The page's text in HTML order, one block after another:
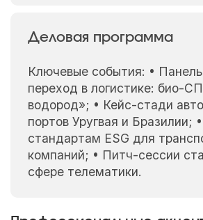
Деловая программа
Ключевые события: •
переход в логистике: био-
водород»; • Кейс-стади
портов Уругвая и Бразилии;
стандартам ESG для
компаний; • Питч-сессии
сфере телематики.